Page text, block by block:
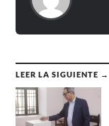
LEER LA SIGUIENTE →